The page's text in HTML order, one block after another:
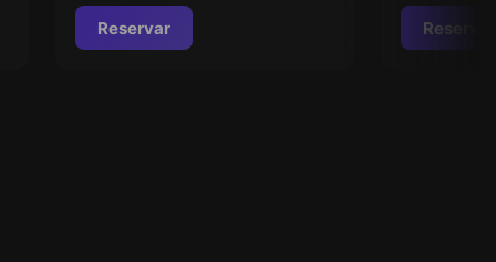
Reservar Reservar